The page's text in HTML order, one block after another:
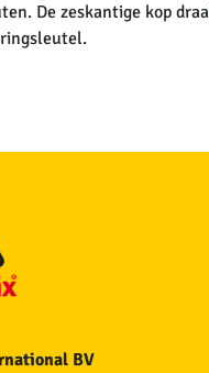
De zeskantige kop
BV